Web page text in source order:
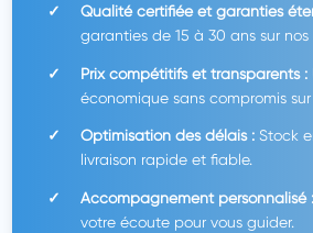
Qualité certifiée et garanties
garanties de 15 à 30 ans sur
Prix compétitifs et transparents :
économique sans compromis
Optimisation des délais : Stock
livraison rapide et fiable.
Accompagnement personnalisé :
votre écoute pour vous guider.